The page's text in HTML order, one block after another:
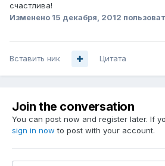
счастлива!
Изменено 15 декабря, 2012
Вставить ник Цитата
Join the conversation
You can post now and register later. If
sign in now to post with your account.